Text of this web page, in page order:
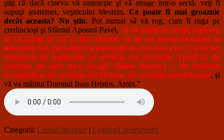
ştiţi că dacă cineva vă sminteşte şi vă atrage într-o sectă, veţi fi
supuşi anatemei, veşnicului blestem. Ce poate fi mai groaznic
decât aceasta? Nu ştiu.Pot numai să vă rog, cum îi ruga pe
credincioşi şi Sfântul Apostol Pavel, să vă păziţi de aceşti răpitori,
să vă păziţi de cei ce fac schisme, să nu vă duceţi niciodată la
adunările lor, căci altfel va pătrunde în voi otrava lor. Ca de foc
temeţi-vă de legăturile cu ereticii, cu sectanţii. Ţineţi-vă de
credinţa pe care ne-o învaţă Sfânta Biserică – de credinţa
evanghelică, de credinţa lui Hristos, de credinţa apostolească, şi
vă va mântui Domnul Iisus Hristos. Amin.”
Categorii: Lecturi liturgice | Legătură permanentă